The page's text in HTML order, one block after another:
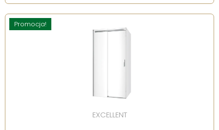
Promocja!
EXCELLENT